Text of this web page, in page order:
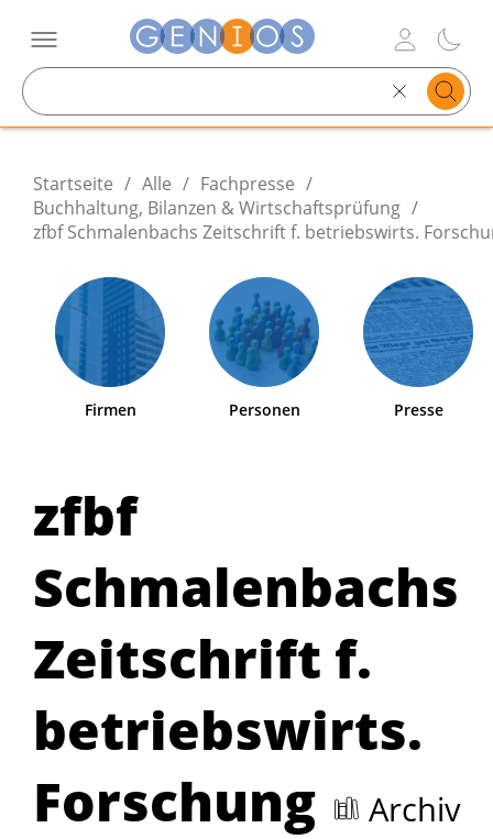
text
Startseite / Alle / Fachpresse /
Buchhaltung, Bilanzen & Wirtschaftsprüfung /
zfbf Schmalenbachs Zeitschrift f. betriebswirts.
Firmen Personen Presse
zfbf
Schmalenbachs
Zeitschrift f.
betriebswirts.
Forschung
Archiv